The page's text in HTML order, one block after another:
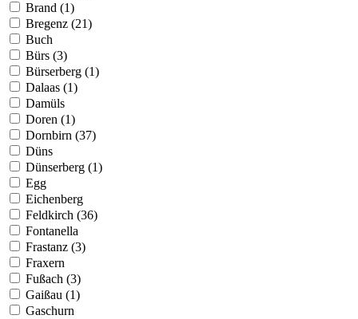
Brand (1)
Bregenz (21)
Buch
Bürs (3)
Bürserberg (1)
Dalaas (1)
Damüls
Doren (1)
Dornbirn (37)
Düns
Dünserberg (1)
Egg
Eichenberg
Feldkirch (36)
Fontanella
Frastanz (3)
Fraxern
Fußach (3)
Gaißau (1)
Gaschurn